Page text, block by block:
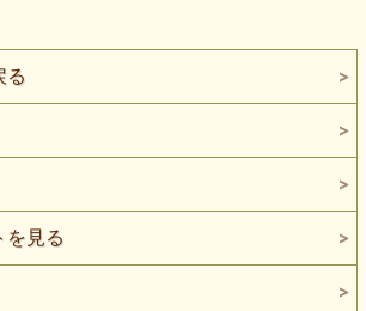
る
を見る